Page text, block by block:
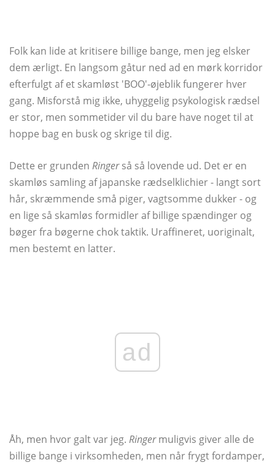
Folk kan lide at kritisere billige bange, men jeg elsker
dem ærligt. En langsom gåtur ned ad en mørk korridor
efterfulgt af et skamløst 'BOO'-øjeblik fungerer hver
gang. Misforstå mig ikke, uhyggelig psykologisk rædsel
er stor, men sommetider vil du bare have noget til at
hoppe bag en busk og skrige til dig.
Dette er grunden Ringerså så lovende ud. Det er en
skamløs samling af japanske rædselklichier - langt sort
hår, skræmmende små piger, vagtsomme dukker - og
en lige så skamløs formidler af billige spændinger og
bøger fra bøgerne chok taktik. Uraffineret, uoriginalt,
men bestemt en latter.
ad
Åh, men hvor galt var jeg. Ringermuligvis giver alle de
billige bange i virksomheden, men når frygt fordamper,